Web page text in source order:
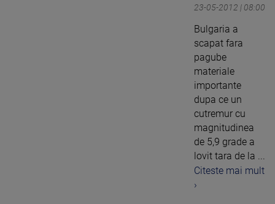
23-05-2012 | 08:00
Bulgaria a
scapat fara
pagube
materiale
importante
dupa ce un
cutremur cu
magnitudinea
de 5,9 grade a
lovit tara de la ...
Citeste mai mult
›